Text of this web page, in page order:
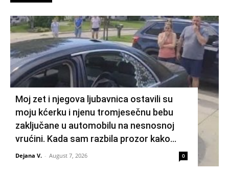
Moj zet i njegova ljubavnica ostavili su
moju kćerku i njenu tromjesečnu bebu
zaključane u automobilu na nesnosnoj
vrućini. Kada sam razbila prozor kako...
Dejana V. - August 7, 2026 0